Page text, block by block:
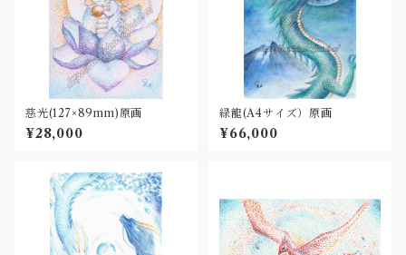
慈光(127×89mm)原画
¥28,000
緑龍(A4サイズ）原画
¥66,000